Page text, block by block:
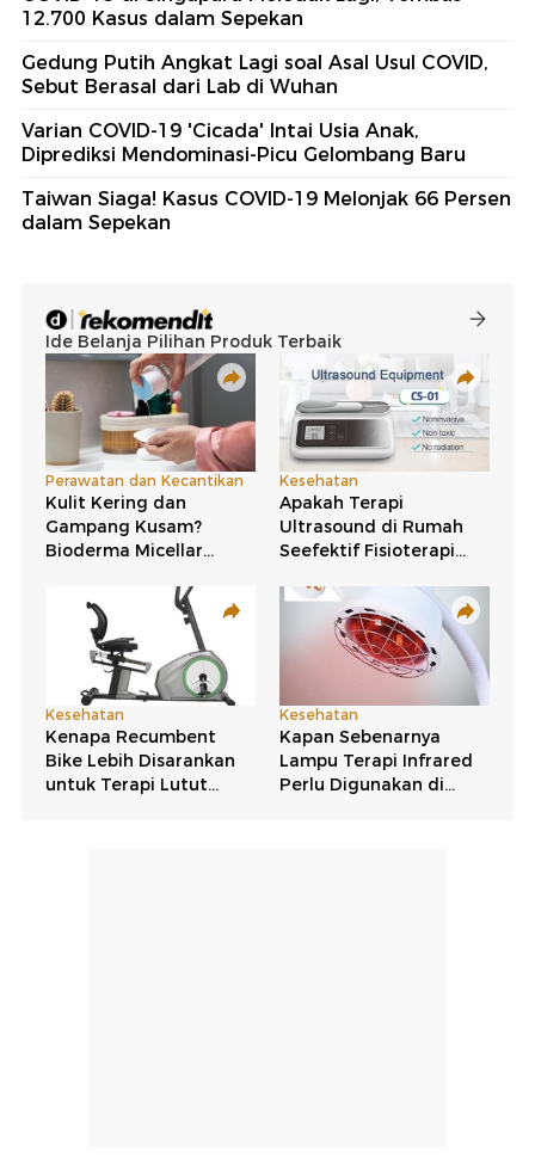
12.700 Kasus dalam Sepekan
Gedung Putih Angkat Lagi soal Asal Usul COVID,
Sebut Berasal dari Lab di Wuhan
Varian COVID-19 'Cicada' Intai Usia Anak,
Diprediksi Mendominasi-Picu Gelombang Baru
Taiwan Siaga! Kasus COVID-19 Melonjak 66 Persen
dalam Sepekan